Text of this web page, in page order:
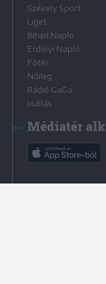
Székely Sport
Liget
Bihari Napló
Erdélyi Napló
Főtér
Nőileg
Rádió GaGa
Jóállás
Médiatér